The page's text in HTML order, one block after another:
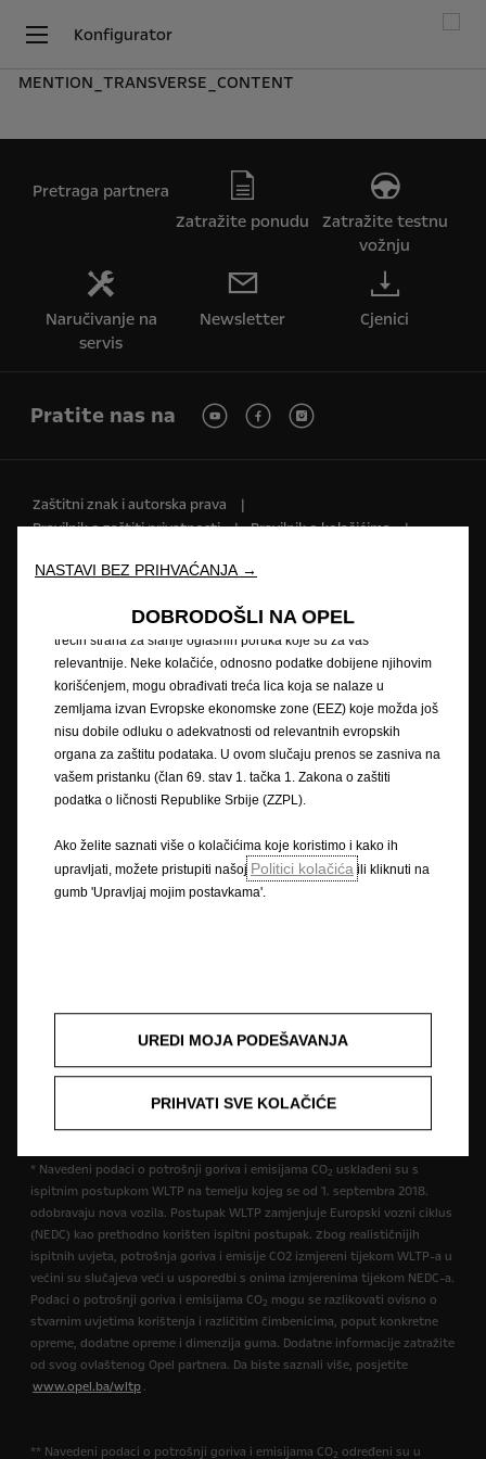
Konfigurator
MENTION_TRANSVERSE_CONTENT
Pretraga partnera
Zatražite ponudu
Zatražite testnu
vožnju
Naručivanje na
servis
Newsletter Cjenici
Pratite nas na
Zaštitni znak i autorska prava
Pravilnik o zaštiti privatnosti
Pravilnik o kolačićima
Pravna obavijest
Recikliranje
Tehničke informacije
Postavke kolačića
Slika može prikazivati dodatnu opremu.
Cijene su iskazane prema prodajnom tečaju kod Centralne banke BIH od
1,95583 KM za 1 EUR prema tečajnoj listi objavljenoj na dan 15.8.2008.
Cjenik je informativan. Konačna cijena se obračunava prema prodajnom
Opel partner može Vam dati točne informacije o mogućim promjenama u
međuvremenu. Podaci su informativni. AW OPL Distribution Kft. ne snosi
nikakvu odgovornost.
opremi. Prikazane boje su samo približne stvarnim bojama. Ilustrirana
dodatna oprema dostupna je uz nadoplatu. Dostupnost, tehničke
dostupne samo u nekim zemljama ili mogu biti dostupne uz dodatne
troškove. Za precizne informacije o opremi koja se isporučuje na našim
vozilima obratite se lokalnom Opel partneru.
* Navedeni podaci o potrošnji goriva i emisijama CO2 usklađeni su s
ispitnim postupkom WLTP na temelju kojeg se od 1. septembra 2018.
odobravaju nova vozila. Postupak WLTP zamjenjuje Europski vozni ciklus
(NEDC) kao prethodno korišten ispitni postupak. Zbog realističnijih
ispitnih uvjeta, potrošnja goriva i emisije CO2 izmjereni tijekom WLTP-a u
većini su slučajeva veći u usporedbi s onima izmjerenima tijekom NEDC-a.
Podaci o potrošnji goriva i emisijama CO2 mogu se razlikovati ovisno o
stvarnim uvjetima korištenja i različitim čimbenicima, poput konkretne
opreme, dodatne opreme i dimenzija guma. Dodatne informacije zatražite
od svog ovlaštenog Opel partnera. Da biste saznali više, posjetite
www.opel.ba/wltp .
** Navedeni podaci o potrošnji goriva i emisijama CO2 određeni su u
NASTAVI BEZ PRIHVAĆANJA →
DOBRODOŠLI NA OPEL
našoj veb stranici. Kolačići nam omogućavaju da Vam pružimo
osnovne funkcionalnosti kao što su bezbednost, upravljanje
performanse kroz različite funkcije, kao što su prepoznavanje
Vam nudimo. Naša veb stranica takođe može koristiti kolačiće
trećih strana za slanje oglasnih poruka koje su za vas
relevantnije. Neke kolačiće, odnosno podatke dobijene njihovim
korišćenjem, mogu obrađivati treća lica koja se nalaze u
zemljama izvan Evropske ekonomske zone (EEZ) koje možda još
nisu dobile odluku o adekvatnosti od relevantnih evropskih
organa za zaštitu podataka. U ovom slučaju prenos se zasniva na
vašem pristanku (član 69. stav 1. tačka 1. Zakona o zaštiti
podatka o ličnosti Republike Srbije (ZZPL).
Ako želite saznati više o kolačićima koje koristimo i kako ih
upravljati, možete pristupiti našoj Politici kolačića ili kliknuti na
gumb 'Upravljaj mojim postavkama'.
UREDI MOJA PODEŠAVANJA
PRIHVATI SVE KOLAČIĆE